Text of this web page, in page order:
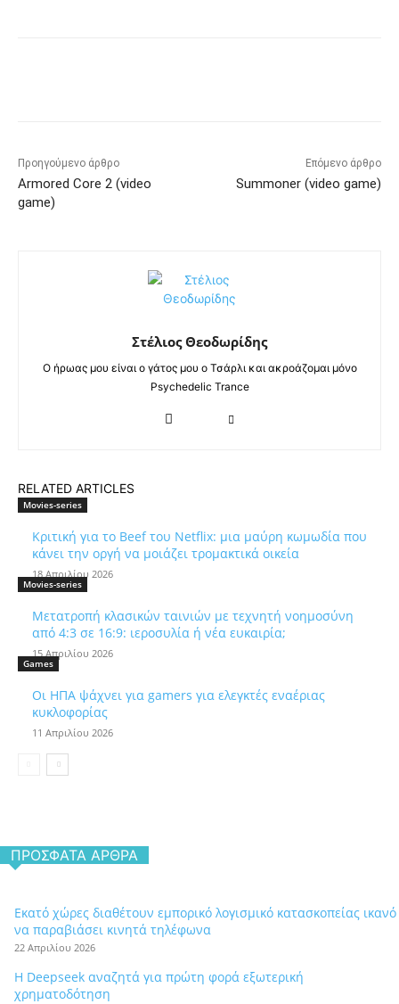
Προηγούμενο άρθρο
Armored Core 2 (video
game)
Επόμενο άρθρο
Summoner (video game)
Στέλιος Θεοδωρίδης
Ο ήρωας μου είναι ο γάτος μου ο Τσάρλι και ακροάζομαι μόνο
Psychedelic Trance
RELATED ARTICLES
Movies-series
Κριτική για το Beef του Netflix: μια μαύρη κωμωδία που
κάνει την οργή να μοιάζει τρομακτικά οικεία
18 Απριλίου 2026
Movies-series
Μετατροπή κλασικών ταινιών με τεχνητή νοημοσύνη
από 4:3 σε 16:9: ιεροσυλία ή νέα ευκαιρία;
15 Απριλίου 2026
Games
Οι ΗΠΑ ψάχνει για gamers για ελεγκτές εναέριας
κυκλοφορίας
11 Απριλίου 2026
ΠΡΌΣΦΑΤΑ ΆΡΘΡΑ
Εκατό χώρες διαθέτουν εμπορικό λογισμικό κατασκοπείας ικανό
να παραβιάσει κινητά τηλέφωνα
22 Απριλίου 2026
Η Deepseek αναζητά για πρώτη φορά εξωτερική
χρηματοδότηση